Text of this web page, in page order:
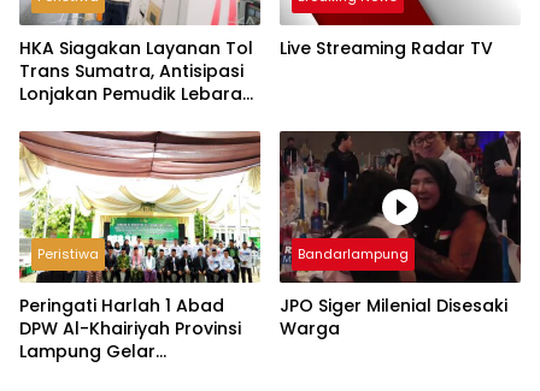
HKA Siagakan Layanan Tol
Trans Sumatra, Antisipasi
Lonjakan Pemudik Lebaran
Live Streaming Radar TV
Peristiwa
Peringati Harlah 1 Abad
DPW Al-Khairiyah Provinsi
Lampung Gelar
Bandarlampung
JPO Siger Milenial Disesaki
Warga